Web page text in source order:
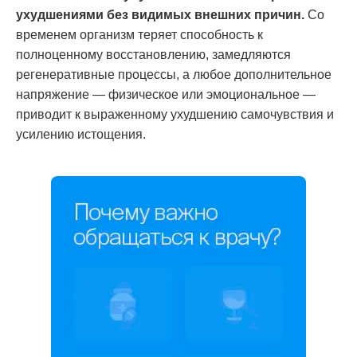
ухудшениями без видимых внешних причин. Со
временем организм теряет способность к
полноценному восстановлению, замедляются
регенеративные процессы, а любое дополнительное
напряжение — физическое или эмоциональное —
приводит к выраженному ухудшению самочувствия и
усилению истощения.